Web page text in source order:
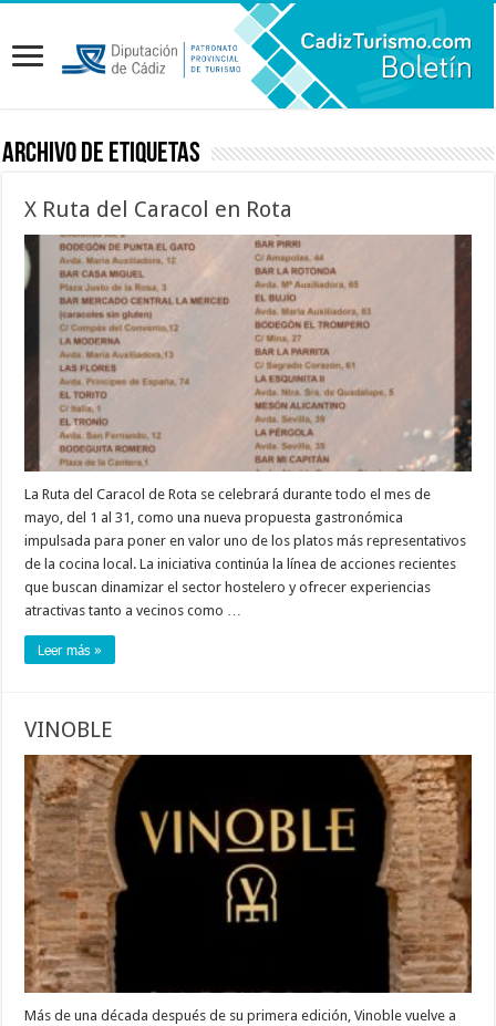
Archivo de etiquetas
X Ruta del Caracol en Rota
La Ruta del Caracol de Rota se celebrará durante todo el mes de
mayo, del 1 al 31, como una nueva propuesta gastronómica
impulsada para poner en valor uno de los platos más representativos
de la cocina local. La iniciativa continúa la línea de acciones recientes
que buscan dinamizar el sector hostelero y ofrecer experiencias
atractivas tanto a vecinos como …
Leer más »
VINOBLE
Más de una década después de su primera edición, Vinoble vuelve a